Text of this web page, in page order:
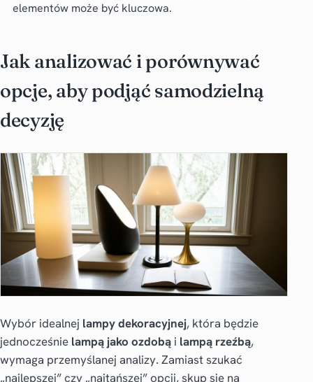
elementów może być kluczowa.
Jak analizować i porównywać
opcje, aby podjąć samodzielną
decyzję
Wybór idealnej lampy dekoracyjnej, która będzie
jednocześnie lampą jako ozdobą i lampą rzeźbą,
wymaga przemyślanej analizy. Zamiast szukać
„najlepszej” czy „najtańszej” opcji, skup się na